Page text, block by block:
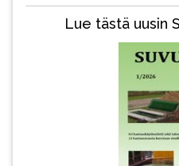
Lue tästä uusin